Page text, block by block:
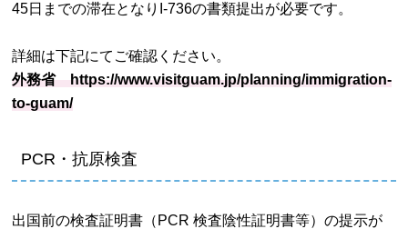
45日までの滞在となりI-736の書類提出が必要です。
詳細は下記にてご確認ください。
外務省 https://www.visitguam.jp/planning/immigration-
to-guam/
PCR・抗原検査
出国前の検査証明書（PCR 検査陰性証明書等）の提示が